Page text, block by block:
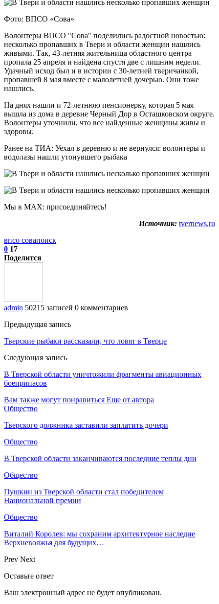
Фото: ВПСО «Сова»
Волонтеры ВПСО "Сова" поделились радостной новостью:
несколько пропавших в Твери и области женщин нашлись
живыми. Так, 43-летняя жительница областного центра
пропала 25 апреля и найдена спустя две с лишним недели.
Удачный исход был и в истории с 30-летней тверичанкой,
пропавшей 8 мая вместе с малолетней дочерью. Они тоже
нашлись.
На днях нашли и 72-летнюю пенсионерку, которая 5 мая
вышла из дома в деревне Черный Дор в Осташковском округе.
Волонтеры уточнили, что все найденные женщины живы и
здоровы.
Ранее на ТИА: Уехал в деревню и не вернулся: волонтеры и
водолазы нашли утонувшего рыбака
Мы в МАХ: присоединяйтесь!
Источник: tvernews.ru
впсо совапоиск
0 17
Поделится
admin 50215 записей 0 комментариев
Предыдущая запись
Тверские рыбаки рассказали, что ловят в Тверце
Следующая запись
В Тверской области уничтожили фрагменты авиационных
боеприпасов
Вам также могут понравиться Еще от автора
Общество
Тверского должника заставили заплатить дочери
Общество
В Тверской области заканчиваются последние теплы дни
Общество
Пушкин из Тверской области стал победителем
Национальной премии
Общество
Виталий Королев: мы сохраним архитектурное наследие
Верхневолжья для будущих…
Prev Next
Оставьте ответ
Ваш электронный адрес не будет опубликован.